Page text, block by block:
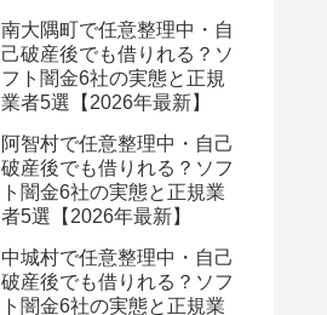
南大隅町で任意整理中・自
己破産後でも借りれる？ソ
フト闇金6社の実態と正規
業者5選【2026年最新】
阿智村で任意整理中・自己
破産後でも借りれる？ソフ
ト闇金6社の実態と正規業
者5選【2026年最新】
中城村で任意整理中・自己
破産後でも借りれる？ソフ
ト闇金6社の実態と正規業